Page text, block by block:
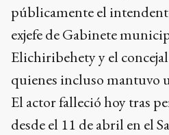
públicamente el
exjefe de Gabinete
Elichiribehety y el
quienes incluso mantuvo
El actor falleció hoy tras
desde el 11 de abril en el